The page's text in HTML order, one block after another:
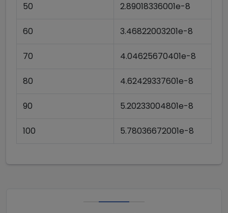
50 2.89018336001e-8
60 3.46822003201e-8
70 4.04625670401e-8
80 4.62429337601e-8
90 5.20233004801e-8
100 5.78036672001e-8